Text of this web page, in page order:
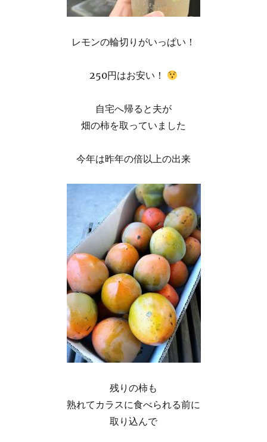
レモンの輪切りがいっぱい！
250円はお安い！
自宅へ帰ると夫が
畑の柿を取っていました
今年は昨年の倍以上の出来
残りの柿も
熟れてカラスに食べられる前に
取り込んで